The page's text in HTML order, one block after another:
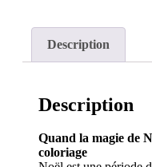
Description
Description
Quand la magie de
coloriage